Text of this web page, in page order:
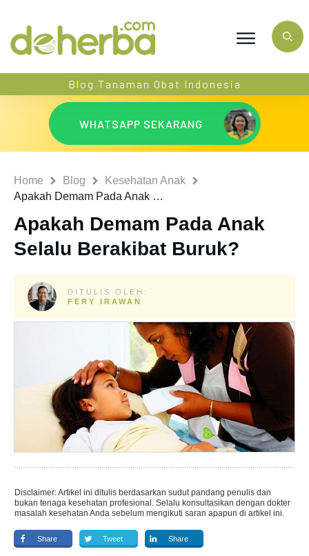
Blog Tanaman Obat Indonesia
WHATSAPP SEKARANG
Home Blog
Kesehatan Anak
Apakah Demam Pada Anak Selalu Berakibat Buruk?
Apakah Demam Pada Anak
Selalu Berakibat Buruk?
DITULIS OLEH:
FERY IRAWAN
Disclaimer: Artikel ini ditulis berdasarkan sudut pandang penulis dan
bukan tenaga kesehatan profesional. Selalu konsultasikan dengan dokter
masalah kesehatan Anda sebelum mengikuti saran apapun di artikel ini.
Share Tweet Share